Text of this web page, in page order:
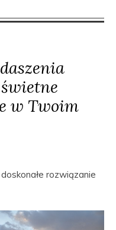
w Twoim
rozwiązanie